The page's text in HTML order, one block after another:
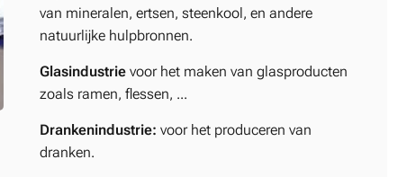
van mineralen, ertsen, steenkool, en andere
natuurlijke hulpbronnen.
Glasindustrievoor het maken van glasproducten
zoals ramen, flessen, ...
Drankenindustrie: voor het produceren van
dranken.